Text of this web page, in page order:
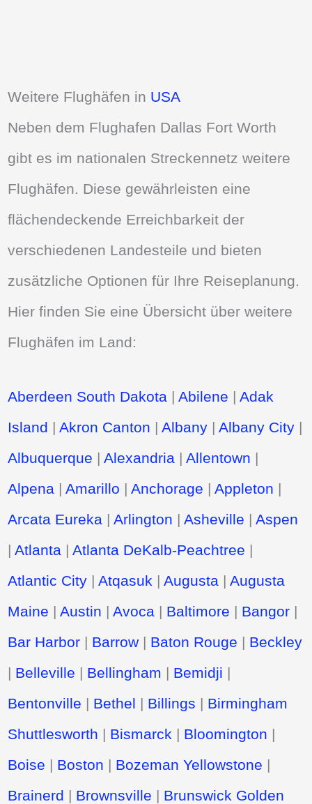
Weitere Flughäfen in USA
Neben dem Flughafen Dallas Fort Worth
gibt es im nationalen Streckennetz weitere
Flughäfen. Diese gewährleisten eine
flächendeckende Erreichbarkeit der
verschiedenen Landesteile und bieten
zusätzliche Optionen für Ihre Reiseplanung.
Hier finden Sie eine Übersicht über weitere
Flughäfen im Land:
Aberdeen South Dakota |Abilene |Adak
Island |Akron Canton |Albany |Albany City |
Albuquerque |Alexandria |Allentown |
Alpena |Amarillo |Anchorage |Appleton |
Arcata Eureka |Arlington |Asheville |Aspen
|Atlanta |Atlanta DeKalb-Peachtree |
Atlantic City |Atqasuk |Augusta |Augusta
Maine |Austin |Avoca | Baltimore | Bangor |
Bar Harbor | Barrow | Baton Rouge | Beckley
| Belleville | Bellingham | Bemidji |
Bentonville | Bethel | Billings | Birmingham
Shuttlesworth | Bismarck | Bloomington |
Boise | Boston | Bozeman Yellowstone |
Brainerd | Brownsville | Brunswick Golden